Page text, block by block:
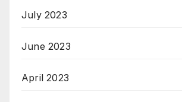
July 2023
June 2023
April 2023